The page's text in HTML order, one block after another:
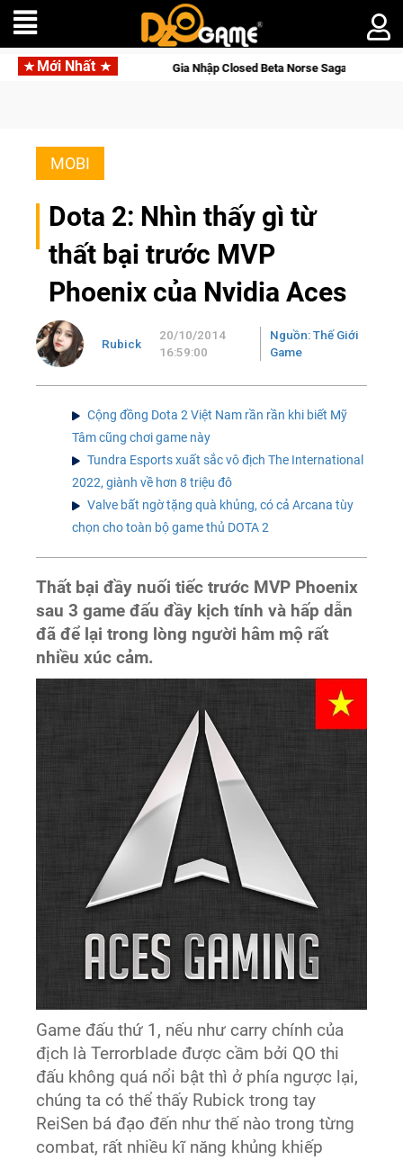
Mới NhấtGia Nhập Closed Beta Norse Saga: Cửu Giới Thức Tỉnh, Săn
MOBI
Dota 2: Nhìn thấy gì từ
thất bại trước MVP
Phoenix của Nvidia Aces
Rubick
20/10/2014
16:59:00
Nguồn: Thế Giới
Game
Cộng đồng Dota 2 Việt Nam rần rần khi biết Mỹ
Tâm cũng chơi game này
Tundra Esports xuất sắc vô địch The International
2022, giành về hơn 8 triệu đô
Valve bất ngờ tặng quà khủng, có cả Arcana tùy
chọn cho toàn bộ game thủ DOTA 2
Thất bại đầy nuối tiếc trước MVP Phoenix
sau 3 game đấu đầy kịch tính và hấp dẫn
đã để lại trong lòng người hâm mộ rất
nhiều xúc cảm.
Game đấu thứ 1, nếu như carry chính của
địch là Terrorblade được cầm bởi QO thi
đấu không quá nổi bật thì ở phía ngược lại,
chúng ta có thể thấy Rubick trong tay
ReiSen bá đạo đến như thế nào trong từng
combat, rất nhiều kĩ năng khủng khiếp